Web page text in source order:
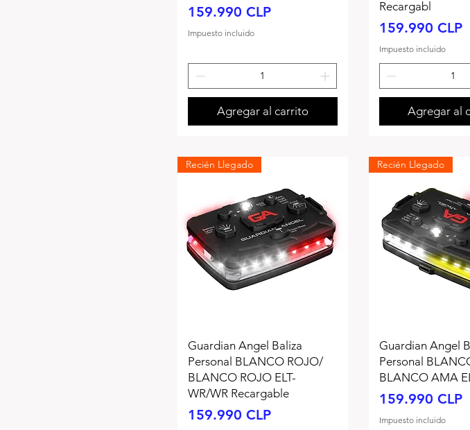
Precio
159.990 CLP
Impuesto incluido
Agregar al carrito
Recargabl
Precio
159.990 CLP
Impuesto incluido
Agregar al
Recién Llegado
Guardian Angel Baliza
Personal BLANCO ROJO/
BLANCO ROJO ELT-
WR/WR Recargable
Precio
159.990 CLP
Recién Llegado
Guardian Angel
Personal
BLANCO AMA
Precio
159.990 CLP
Impuesto incluido